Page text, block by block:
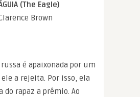
(The Eagle)
Brown
é apaixonada por um
a rejeita. Por isso, ela
do rapaz a prêmio. Ao